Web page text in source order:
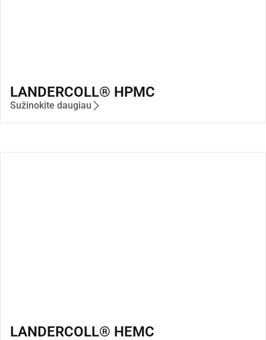
LANDERCOLL® HPMC
Sužinokite daugiau
LANDERCOLL® HEMC